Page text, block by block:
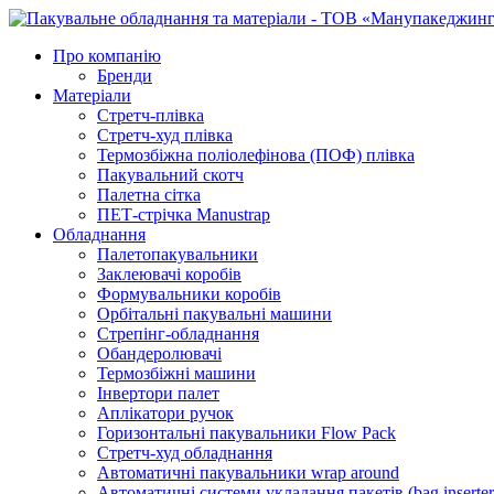
Про компанію
Бренди
Матеріали
Стретч-плівка
Стретч-худ плівка
Термозбіжна поліолефінова (ПОФ) плівка
Пакувальний скотч
Палетна сітка
ПЕТ-стрічка Manustrap
Обладнання
Палетопакувальники
Заклеювачі коробів
Формувальники коробів
Орбітальні пакувальні машини
Стрепінг-обладнання
Обандеролювачі
Термозбіжні машини
Інвертори палет
Аплікатори ручок
Горизонтальні пакувальники Flow Pack
Стретч-худ обладнання
Автоматичні пакувальники wrap around